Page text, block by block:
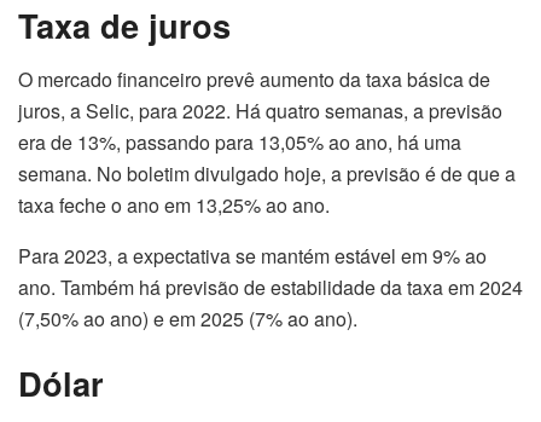
Taxa de juros
O mercado financeiro prevê aumento da taxa básica de
juros, a Selic, para 2022. Há quatro semanas, a previsão
era de 13%, passando para 13,05% ao ano, há uma
semana. No boletim divulgado hoje, a previsão é de que a
taxa feche o ano em 13,25% ao ano.
Para 2023, a expectativa se mantém estável em 9% ao
ano. Também há previsão de estabilidade da taxa em 2024
(7,50% ao ano) e em 2025 (7% ao ano).
Dólar